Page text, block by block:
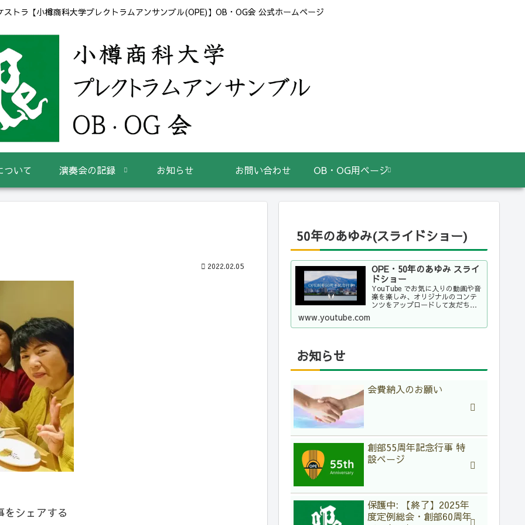
ストラ【小樽商科大学プレクトラムアンサンブル(OPE)】OB・OG会 公式ホームページ
ついて 演奏会の記録 お知らせ お問い合わせ OB・OG用ページ
2022.02.05
をシェアする
50年のあゆみ(スライドショー)
OPE・50年のあゆみ スライ
ドショー
YouTube でお気に入りの動画や音
楽を楽しみ、オリジナルのコンテ
ンツをアップロードして友だちや
www.youtube.com
お知らせ
会費納入のお願い
創部55周年記念行事 特
設ページ
保護中: 【終了】2025年
度定例総会・創部60周年